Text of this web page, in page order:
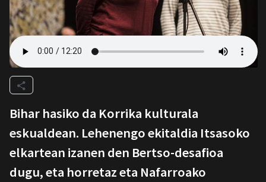
Bihar hasiko da Korrika kulturala
eskualdean. Lehenengo ekitaldia Itsasoko
elkartean izanen den Bertso-desafioa
dugu, eta horretaz eta Nafarroako